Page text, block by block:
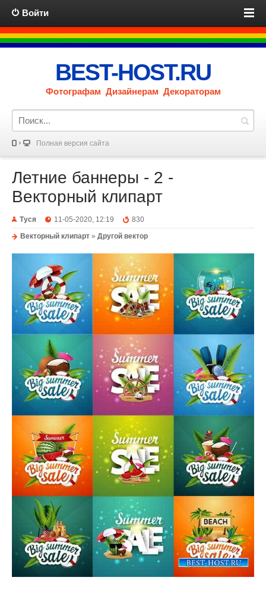
Войти
BEST-HOST.RU
Фотографам Дизайнерам Декораторам
Полная версия сайта
Летние баннеры - 2 -
Векторный клипарт
Туся 11-05-2020, 12:19
830
Векторный клипарт » Другой вектор